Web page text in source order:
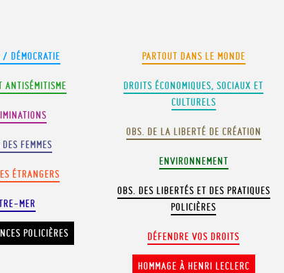
/ DÉMOCRATIE
ANTISÉMITISME
FEMMES
ÉTRANGERS
MER
POLICIÈRES
PARTOUT DANS LE MONDE
DROITS ÉCONOMIQUES, SOCIAUX ET
CULTURELS
OBS. DE LA LIBERTÉ DE CRÉATION
ENVIRONNEMENT
OBS. DES LIBERTÉS ET DES PRATIQUES
POLICIÈRES
DÉFENDRE VOS DROITS
HOMMAGE À HENRI LECLERC